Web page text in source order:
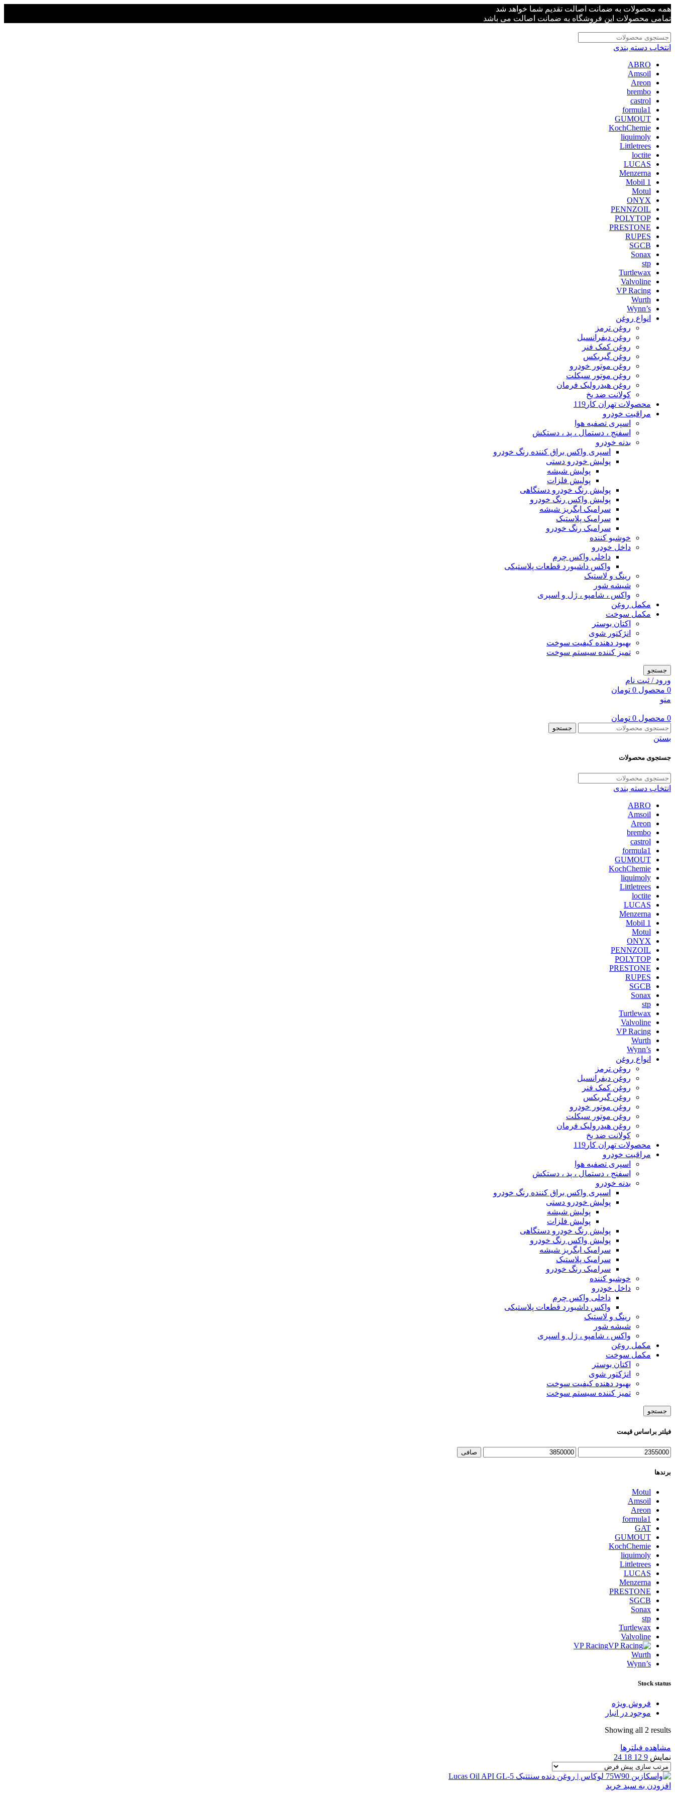
همه محصولات به ضمانت اصالت تقدیم شما خواهد شد
تمامی محصولات این فروشگاه به ضمانت اصالت می باشد
انتخاب دسته بندی
ABRO
Amsoil
Areon
brembo
castrol
formula1
GUMOUT
KochChemie
liquimoly
Littletrees
loctite
LUCAS
Menzerna
Mobil 1
Motul
ONYX
PENNZOIL
POLYTOP
PRESTONE
RUPES
SGCB
Sonax
stp
Turtlewax
Valvoline
VP Racing
Wurth
Wynn’s
انواع روغن
روغن ترمز
روغن دیفرانسیل
روغن کمک فنر
روغن گیربکس
روغن موتور خودرو
روغن موتور سیکلت
روغن هیدرولیک فرمان
کولانت ضد یخ
محصولات تهران کار119
مراقبت خودرو
اسپری تصفیه هوا
اسفنج ، دستمال ، پد ، دستکش
بدنه خودرو
اسپری واکس براق کننده رنگ خودرو
پولیش خودرو دستی
پولیش شیشه
پولیش فلزات
پولیش رنگ خودرو دستگاهی
پولیش واکس رنگ خودرو
سرامیک ابگریز شیشه
سرامیک پلاستیک
سرامیک رنگ خودرو
خوشبو کننده
داخل خودرو
داخلی واکس چرم
واکس داشبورد قطعات پلاستیکی
رینگ و لاستیک
شیشه شور
واکس ، شامپو ، ژل و اسپری
مکمل روغن
مکمل سوخت
اکتان بوستر
انژکتور شوی
بهبود دهنده کیفیت سوخت
تمیز کننده سیستم سوخت
جستجو
ورود / ثبت نام
0 محصول 0 تومان
منو
0 محصول 0 تومان
جستجو
بستن
جستجوی محصولات
انتخاب دسته بندی
ABRO
Amsoil
Areon
brembo
castrol
formula1
GUMOUT
KochChemie
liquimoly
Littletrees
loctite
LUCAS
Menzerna
Mobil 1
Motul
ONYX
PENNZOIL
POLYTOP
PRESTONE
RUPES
SGCB
Sonax
stp
Turtlewax
Valvoline
VP Racing
Wurth
Wynn’s
انواع روغن
روغن ترمز
روغن دیفرانسیل
روغن کمک فنر
روغن گیربکس
روغن موتور خودرو
روغن موتور سیکلت
روغن هیدرولیک فرمان
کولانت ضد یخ
محصولات تهران کار119
مراقبت خودرو
اسپری تصفیه هوا
اسفنج ، دستمال ، پد ، دستکش
بدنه خودرو
اسپری واکس براق کننده رنگ خودرو
پولیش خودرو دستی
پولیش شیشه
پولیش فلزات
پولیش رنگ خودرو دستگاهی
پولیش واکس رنگ خودرو
سرامیک ابگریز شیشه
سرامیک پلاستیک
سرامیک رنگ خودرو
خوشبو کننده
داخل خودرو
داخلی واکس چرم
واکس داشبورد قطعات پلاستیکی
رینگ و لاستیک
شیشه شور
واکس ، شامپو ، ژل و اسپری
مکمل روغن
مکمل سوخت
اکتان بوستر
انژکتور شوی
بهبود دهنده کیفیت سوخت
تمیز کننده سیستم سوخت
جستجو
فیلتر براساس قیمت
حداقل
حداكثر
صافی
برندها
Motul
Amsoil
Areon
formula1
GAT
GUMOUT
KochChemie
liquimoly
Littletrees
LUCAS
Menzerna
PRESTONE
SGCB
Sonax
stp
Turtlewax
Valvoline
VP Racing
Wurth
Wynn’s
Stock status
فروش ویژه
موجود در انبار
Showing all 2 results
مشاهده فیلترها
نمایش 9
12
18
24
افزودن به سبد خرید